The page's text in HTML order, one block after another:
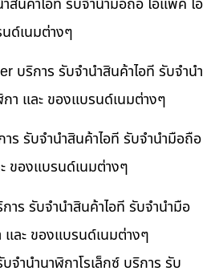
ด์เนมต่างๆ
บริการ รับจำนำสินค้าไอที รับจำนำ
า และ ของแบรนด์เนมต่างๆ
ร รับจำนำสินค้าไอที รับจำนำมือถือ
ของแบรนด์เนมต่างๆ
าร รับจำนำสินค้าไอที รับจำนำมือ
ละ ของแบรนด์เนมต่างๆ
ำนำนาฬิกาโรเล็กซ์ บริการ รับ